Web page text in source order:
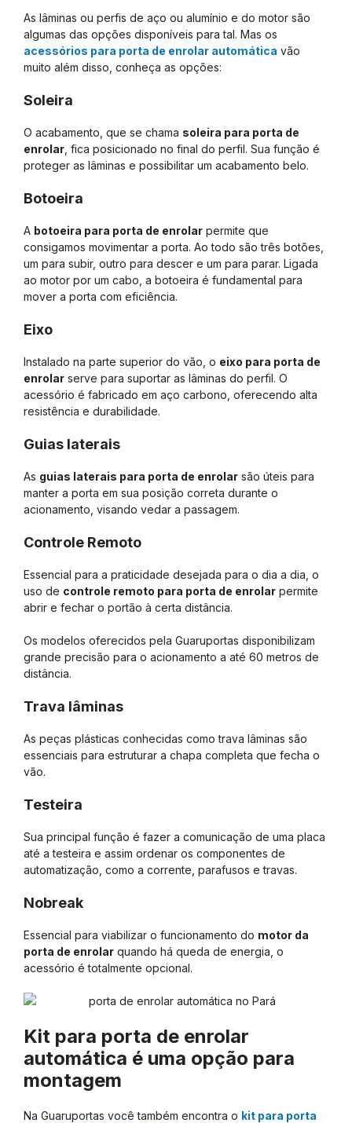
As lâminas ou perfis de aço ou alumínio e do motor são
algumas das opções disponíveis para tal. Mas os
acessórios para porta de enrolar automática vão
muito além disso, conheça as opções:
Soleira
O acabamento, que se chama soleira para porta de
enrolar , fica posicionado no final do perfil. Sua função é
proteger as lâminas e possibilitar um acabamento belo.
Botoeira
A botoeira para porta de enrolar permite que
consigamos movimentar a porta. Ao todo são três botões,
um para subir, outro para descer e um para parar. Ligada
ao motor por um cabo, a botoeira é fundamental para
mover a porta com eficiência.
Eixo
Instalado na parte superior do vão, o eixo para porta de
enrolar serve para suportar as lâminas do perfil. O
acessório é fabricado em aço carbono, oferecendo alta
resistência e durabilidade.
Guias laterais
As guias laterais para porta de enrolar são úteis para
manter a porta em sua posição correta durante o
acionamento, visando vedar a passagem.
Controle Remoto
Essencial para a praticidade desejada para o dia a dia, o
uso de controle remoto para porta de enrolar permite
abrir e fechar o portão à certa distância.
Os modelos oferecidos pela Guaruportas disponibilizam
grande precisão para o acionamento a até 60 metros de
distância.
Trava lâminas
As peças plásticas conhecidas como trava lâminas são
essenciais para estruturar a chapa completa que fecha o
vão.
Testeira
Sua principal função é fazer a comunicação de uma placa
até a testeira e assim ordenar os componentes de
automatização, como a corrente, parafusos e travas.
Nobreak
Essencial para viabilizar o funcionamento do motor da
porta de enrolar quando há queda de energia, o
acessório é totalmente opcional.
Kit para porta de enrolar
automática é uma opção para
montagem
Na Guaruportas você também encontra o kit para porta